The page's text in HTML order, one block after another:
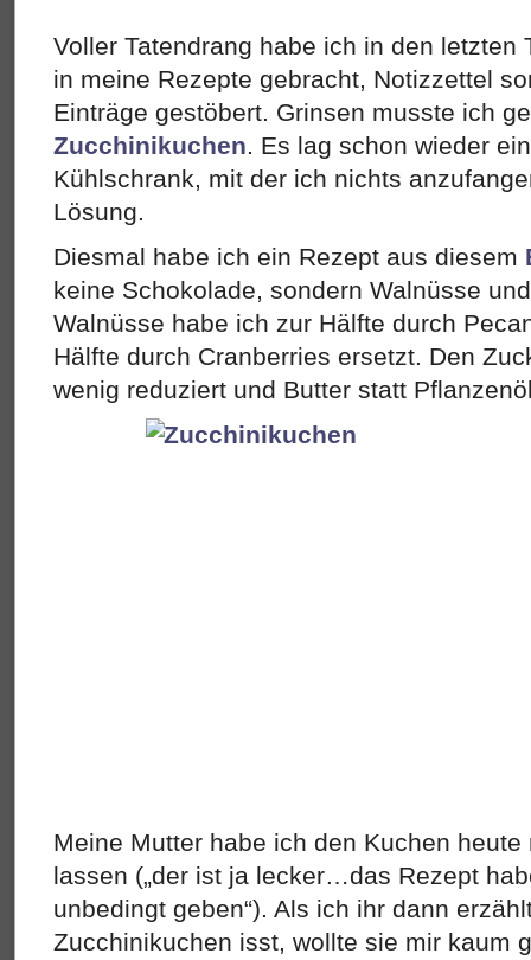
Voller Tatendrang habe ich in den letzten
in meine Rezepte gebracht, Notizzettel
Einträge gestöbert. Grinsen musste ich
Zucchinikuchen. Es lag schon wieder
Kühlschrank, mit der ich nichts
Lösung.
Diesmal habe ich ein Rezept aus diesem
keine Schokolade, sondern Walnüsse
Walnüsse habe ich zur Hälfte durch
Hälfte durch Cranberries ersetzt. Den
wenig reduziert und Butter statt
Meine Mutter habe ich den Kuchen
lassen („der ist ja lecker…das Rezept
unbedingt geben“). Als ich ihr dann
Zucchinikuchen isst, wollte sie mir kaum